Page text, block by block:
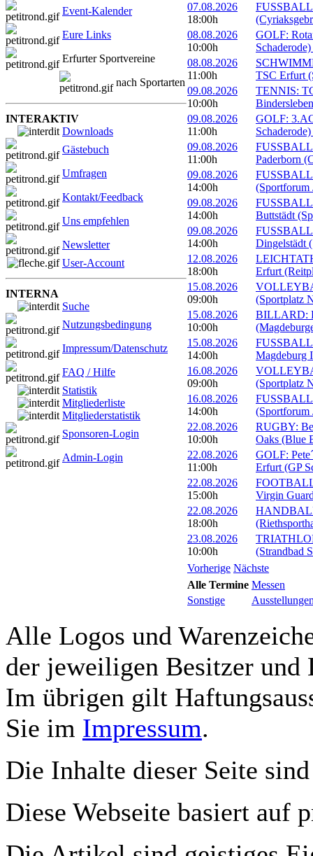
Event-Kalender
Eure Links
Erfurter Sportvereine
nach Sportarten
INTERAKTIV
Downloads
Gästebuch
Umfragen
Kontakt/Feedback
Uns empfehlen
Newsletter
User-Account
INTERNA
Suche
Nutzungsbedingung
Impressum/Datenschutz
FAQ / Hilfe
Statistik
Mitgliederliste
Mitgliederstatistik
Sponsoren-Login
Admin-Login
07.08.2026
18:00h
08.08.2026
10:00h
GOLF:
08.08.2026
11:00h
TSC Erfurt
09.08.2026
10:00h
TENNIS:
09.08.2026
11:00h
GOLF:
09.08.2026
11:00h
Paderborn
09.08.2026
14:00h
(Sportforum
09.08.2026
14:00h
Buttstädt
09.08.2026
14:00h
Dingelstädt
12.08.2026
18:00h
Erfurt
15.08.2026
09:00h
(Sportplatz
15.08.2026
10:00h
BILLARD:
15.08.2026
14:00h
Magdeburg
16.08.2026
09:00h
(Sportplatz
16.08.2026
14:00h
(Sportforum
22.08.2026
10:00h
RUGBY:
Oaks (Blue
22.08.2026
11:00h
GOLF:
Erfurt (GP
22.08.2026
15:00h
Virgin
22.08.2026
18:00h
23.08.2026
10:00h
(Strandbad
Vorherige Nächste
Alle Termine Messen
Sonstige
Alle Logos und
der jeweiligen Besitzer und
Im übrigen gilt
Sie im Impressum.
Die Inhalte dieser Seite
Diese Webseite basiert auf